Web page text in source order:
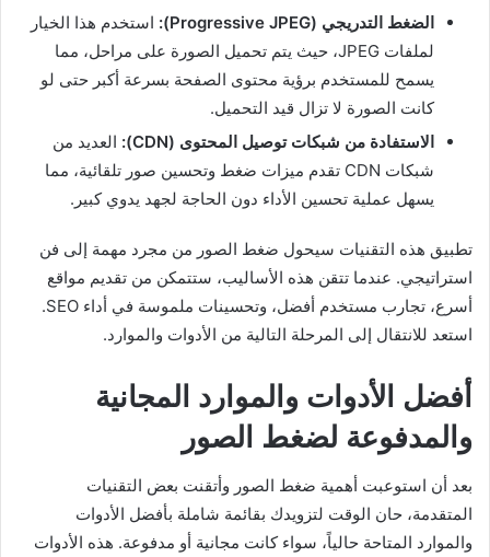
الضغط التدريجي (Progressive JPEG):
استخدم هذا الخيار
لملفات JPEG، حيث يتم تحميل الصورة على مراحل، مما
يسمح للمستخدم برؤية محتوى الصفحة بسرعة أكبر حتى لو
كانت الصورة لا تزال قيد التحميل.
الاستفادة من شبكات توصيل المحتوى (CDN):
العديد من
شبكات CDN تقدم ميزات ضغط وتحسين صور تلقائية، مما
يسهل عملية تحسين الأداء دون الحاجة لجهد يدوي كبير.
تطبيق هذه التقنيات سيحول ضغط الصور من مجرد مهمة إلى فن
استراتيجي. عندما تتقن هذه الأساليب، ستتمكن من تقديم مواقع
أسرع، تجارب مستخدم أفضل، وتحسينات ملموسة في أداء SEO.
استعد للانتقال إلى المرحلة التالية من الأدوات والموارد.
أفضل الأدوات والموارد المجانية
والمدفوعة لضغط الصور
بعد أن استوعبت أهمية ضغط الصور وأتقنت بعض التقنيات
المتقدمة، حان الوقت لتزويدك بقائمة شاملة بأفضل الأدوات
والموارد المتاحة حالياً، سواء كانت مجانية أو مدفوعة. هذه الأدوات